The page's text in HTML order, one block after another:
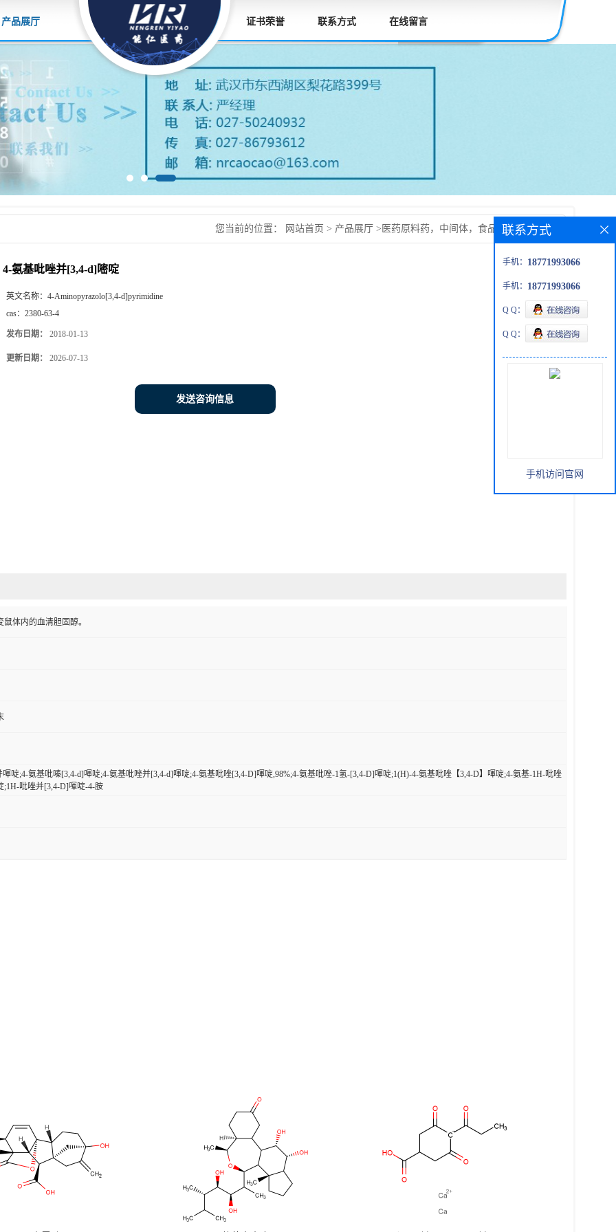
产品展厅 证书荣誉 联系方式 在线留言
您当前的位置： 网站首页 > 产品展厅 > 医药原料药，中间体，食品添加剂，兽药
4-氨基吡唑并[3,4-d]嘧啶
英文名称： 4-Aminopyrazolo[3,4-d]pyrimidine
cas： 2380-63-4
发布日期： 2018-01-13
更新日期： 2026-07-13
发送咨询信息
体内的血清胆固醇。
喗啶;4-氨基吡嗪[3,4-d]喗啶;4-氨基吡唑并[3,4-d]喗啶;4-氨基吡唑[3,4-D]喗啶,98%;4-氨基吡唑-1氢-[3,4-D]喗啶;1(H)-4-氨基吡唑【3,4-D】喗啶;4-氨基-1H-吡唑
;1H-吡唑并[3,4-D]喗啶-4-胺
联系方式
手机： 18771993066
手机： 18771993066
Q Q：
Q Q：
手机访问官网